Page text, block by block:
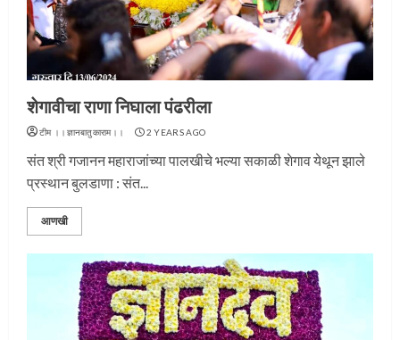
शेगावीचा राणा निघाला पंढरीला
टीम ।।ज्ञानबातुकाराम।। 2 YEARS AGO
संत श्री गजानन महाराजांच्या पालखीचे भल्या सकाळी शेगाव येथून झाले
प्रस्थान बुलडाणा : संत...
आणखी